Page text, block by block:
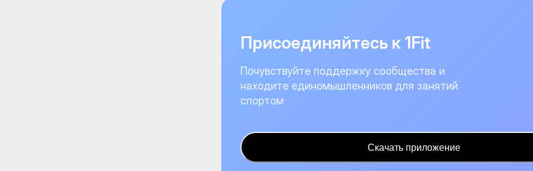
Присоединяйтесь к 1Fit
Почувствуйте поддержку сообщества и
находите единомышленников для занятий
спортом
Скачать приложение